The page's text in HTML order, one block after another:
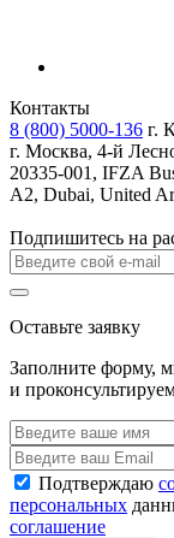
Контакты
8 (800) 5000-136 г.
г. Москва, 4-й
20335-001, IFZA
A2, Dubai, United
Подпишитесь на
Оставьте заявку
Заполните форму,
и
Подтверждаю
персональных
соглашение